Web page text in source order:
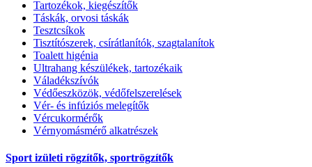
Tartozékok, kiegészítők
Táskák, orvosi táskák
Tesztcsíkok
Tisztítószerek, csírátlanítók, szagtalanítok
Toalett higénia
Ultrahang készülékek, tartozékaik
Váladékszívók
Védőeszközök, védőfelszerelések
Vér- és infúziós melegítők
Vércukormérők
Vérnyomásmérő alkatrészek
Sport izületi rögzítők, sportrögzítők